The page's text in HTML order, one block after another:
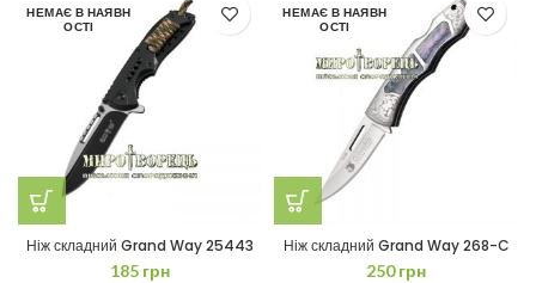
НЕМАЄ В НАЯВН
ОСТІ
Ніж складний Grand Way 25443
185 грн
НЕМАЄ В НАЯВН
ОСТІ
Ніж складний Grand Way 268-C
250грн